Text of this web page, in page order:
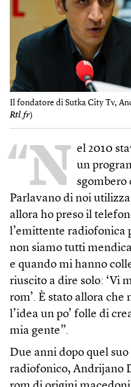
Il fondatore di Sutka City Tv,
Rtl.fr)
“N el 2010
un
sgombero
Parlavano di noi
allora ho preso il
l’emittente radiofonica
non siamo tutti
e quando mi hanno
riuscito a dire solo: ‘Vi
rom’. È stato allora
l’idea un po’ folle di
mia gente”.
Due anni dopo quel
radiofonico, Andrijano